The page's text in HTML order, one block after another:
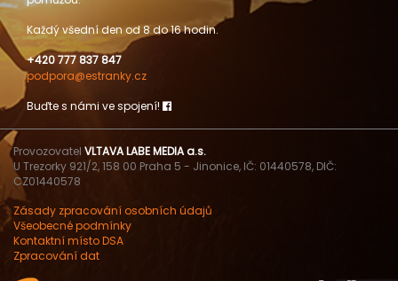
Každý všední den od 8 do 16 hodin.
+420 777 837 847
podpora@estranky.cz
Buďte s námi ve spojení!
Provozovatel VLTAVA LABE MEDIA a.s.
U Trezorky 921/2, 158 00 Praha 5 - Jinonice, IČ: 01440578, DIČ:
CZ01440578
Zásady zpracování osobních údajů
Všeobecné podmínky
Kontaktní místo DSA
Zpracování dat